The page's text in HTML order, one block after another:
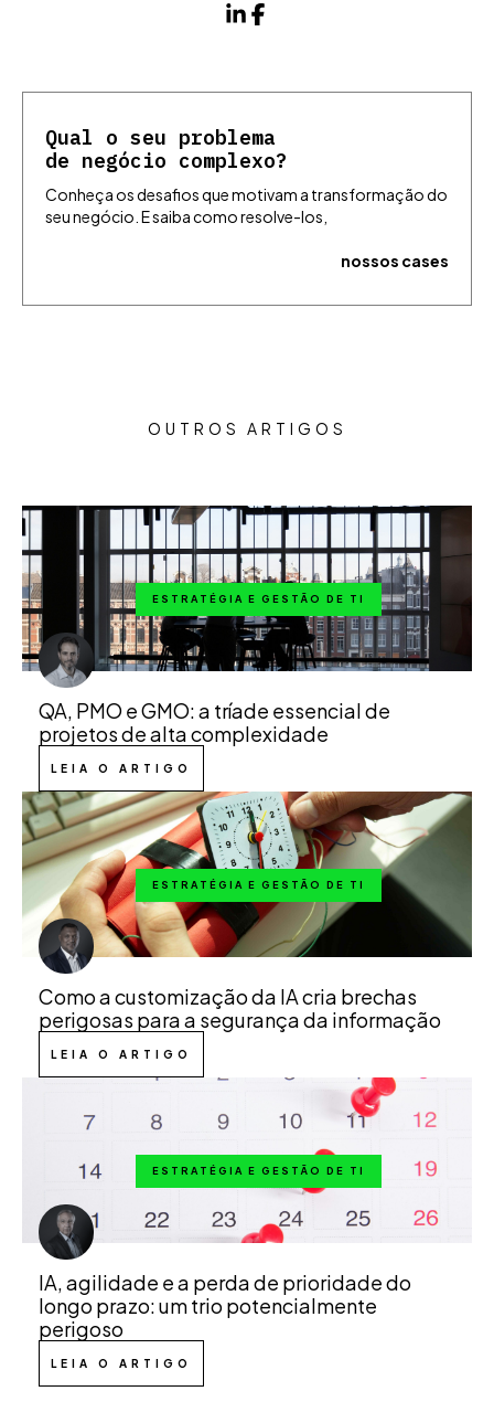
Qual o seu problema
de negócio complexo?
Conheça os desafios que motivam a transformação do
seu negócio. E saiba como resolve-los,
nossos cases
OUTROS ARTIGOS
ESTRATÉGIA E GESTÃO DE TI
QA, PMO e GMO: a tríade essencial de
projetos de alta complexidade
LEIA O ARTIGO
ESTRATÉGIA E GESTÃO DE TI
Como a customização da IA cria brechas
perigosas para a segurança da informação
LEIA O ARTIGO
ESTRATÉGIA E GESTÃO DE TI
IA, agilidade e a perda de prioridade do
longo prazo: um trio potencialmente
perigoso
LEIA O ARTIGO